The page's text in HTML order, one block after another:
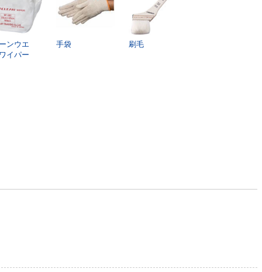
ンウエ
イパー
手袋 刷毛